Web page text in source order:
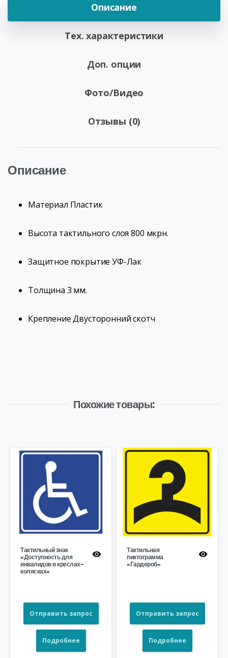
Описание
Тех. характеристики
Доп. опции
Фото/Видео
Отзывы (0)
Описание
Материал Пластик
Высота тактильного слоя800 мкрн.
Защитное покрытиеУФ-Лак
Толщина 3 мм.
КреплениеДвусторонний скотч
Похожие товары:
Тактильный знак
«Доступность для
инвалидов в креслах-
колясках»
Отправить запрос
Подробнее
Тактильная
пиктограмма
«Гардероб»
Отправить запрос
Подробнее